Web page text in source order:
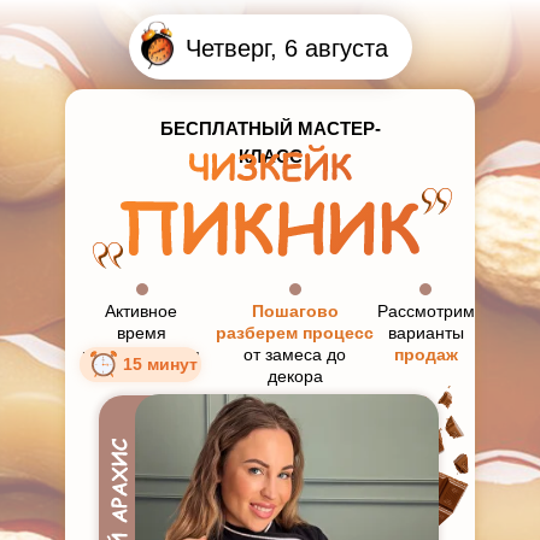
БЕСПЛАТНЫЙ МАСТЕР-
КЛАСС
Пошагово
разберем процесс
от замеса до
декора
Рассмотрим
варианты
продаж
Четверг, 6 августа
Активное
время
приготовления
15 минут